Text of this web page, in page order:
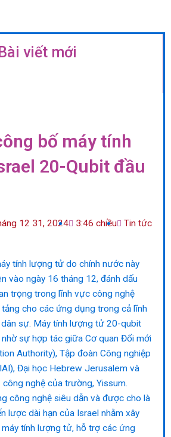
viết mới
bố máy tính
20-Qubit đầu
12 31, 2024 3:46 chiều Tin tức
tính lượng tử do chính nước này
vào ngày 16 tháng 12, đánh dấu
trọng trong lĩnh vực công nghệ
cho các ứng dụng trong cả lĩnh
sự. Máy tính lượng tử 20-qubit
sự hợp tác giữa Cơ quan Đổi mới
Authority), Tập đoàn Công nghiệp
Đại học Hebrew Jerusalem và
nghệ của trường, Yissum.
công nghệ siêu dẫn và được cho là
lược dài hạn của Israel nhằm xây
tính lượng tử, hỗ trợ các ứng